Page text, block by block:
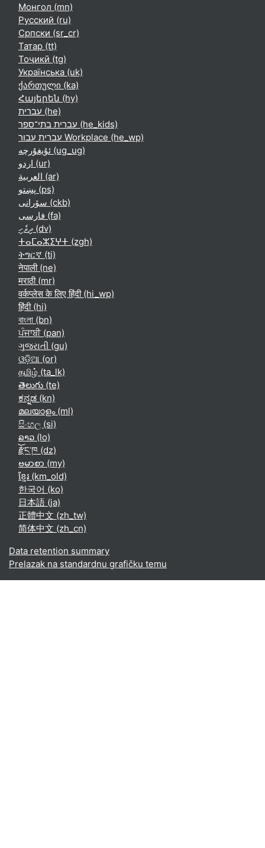
Монгол ‎(mn)‎
Русский ‎(ru)‎
Српски ‎(sr_cr)‎
Татар ‎(tt)‎
Тоҷикӣ ‎(tg)‎
Українська ‎(uk)‎
ქართული ‎(ka)‎
Հայերեն ‎(hy)‎
עברית ‎(he)‎
עברית בתי־ספר ‎(he_kids)‎
עברית עבור Workplace ‎(he_wp)‎
ئۇيغۇرچە ‎(ug_ug)‎
اردو ‎(ur)‎
العربية ‎(ar)‎
پښتو ‎(ps)‎
سۆرانی ‎(ckb)‎
فارسی ‎(fa)‎
ދިވެހި ‎(dv)‎
ⵜⴰⵎⴰⵣⵉⵖⵜ ‎(zgh)‎
ትግርኛ ‎(ti)‎
नेपाली ‎(ne)‎
मराठी ‎(mr)‎
वर्कप्लेस के लिए हिंदी ‎(hi_wp)‎
हिंदी ‎(hi)‎
বাংলা ‎(bn)‎
ਪੰਜਾਬੀ ‎(pan)‎
ગુજરાતી ‎(gu)‎
ଓଡ଼ିଆ ‎(or)‎
தமிழ் ‎(ta_lk)‎
తెలుగు ‎(te)‎
ಕನ್ನಡ ‎(kn)‎
മലയാളം ‎(ml)‎
සිංහල ‎(si)‎
ລາວ ‎(lo)‎
རྫོང་ཁ ‎(dz)‎
ဗမာစာ ‎(my)‎
ខ្មែរ ‎(km_old)‎
한국어 ‎(ko)‎
日本語 ‎(ja)‎
正體中文 ‎(zh_tw)‎
简体中文 ‎(zh_cn)‎
Data retention summary
Prelazak na standardnu grafičku temu